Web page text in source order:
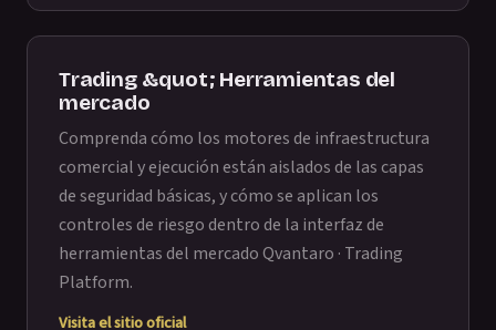
Trading &quot; Herramientas del
mercado
Comprenda cómo los motores de infraestructura
comercial y ejecución están aislados de las capas
de seguridad básicas, y cómo se aplican los
controles de riesgo dentro de la interfaz de
herramientas del mercadoQvantaro · Trading
Platform.
Visita el sitio oficial